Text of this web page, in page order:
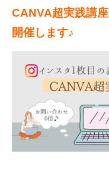
CANVA超実践講座
開催します♪